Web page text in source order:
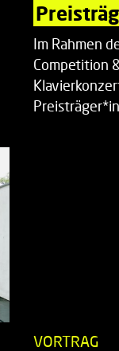
Im Rahmen
Competition
VORTRAG